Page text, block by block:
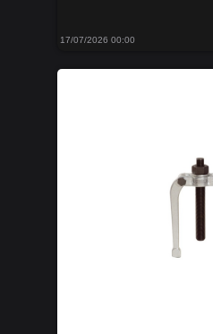
17/07/2026 00:00